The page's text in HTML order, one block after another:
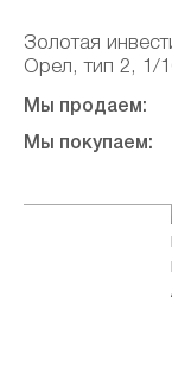
Золотая
Орел, тип 2, 1/
Мы продаем:
Мы покупаем: